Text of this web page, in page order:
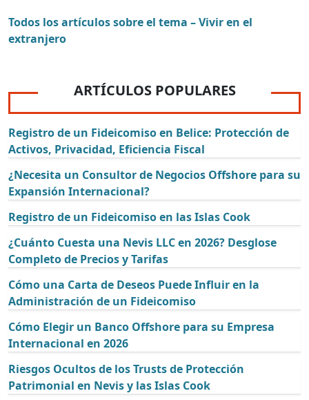
Todos los artículos sobre el tema – Vivir en el
extranjero
ARTÍCULOS POPULARES
Registro de un Fideicomiso en Belice: Protección de
Activos, Privacidad, Eficiencia Fiscal
¿Necesita un Consultor de Negocios Offshore para su
Expansión Internacional?
Registro de un Fideicomiso en las Islas Cook
¿Cuánto Cuesta una Nevis LLC en 2026? Desglose
Completo de Precios y Tarifas
Cómo una Carta de Deseos Puede Influir en la
Administración de un Fideicomiso
Cómo Elegir un Banco Offshore para su Empresa
Internacional en 2026
Riesgos Ocultos de los Trusts de Protección
Patrimonial en Nevis y las Islas Cook